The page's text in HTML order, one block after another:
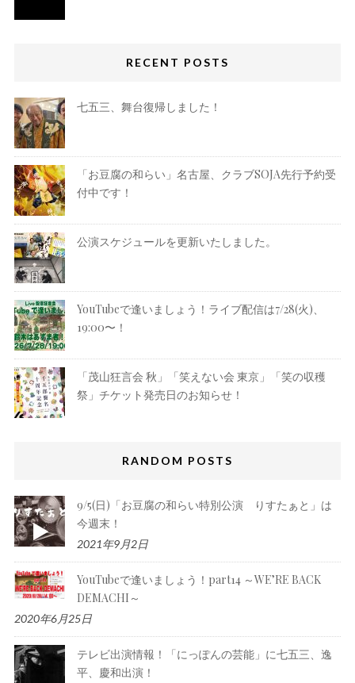
RECENT POSTS
七五三、舞台復帰しました！
「お豆腐の和らい」名古屋、クラブSOJA先行予約受
付中です！
公演スケジュールを更新いたしました。
YouTubeで逢いましょう！ライブ配信は7/28(火)、
19:00〜！
「茂山狂言会 秋」「笑えない会 東京」「笑の収穫
祭」チケット発売日のお知らせ！
RANDOM POSTS
9/5(日)「お豆腐の和らい特別公演 りすたぁと」は
今週末！
2021年9月2日
YouTubeで逢いましょう！part14 ～WE’RE BACK
DEMACHI～
2020年6月25日
テレビ出演情報！「にっぽんの芸能」に七五三、逸
平、慶和出演！